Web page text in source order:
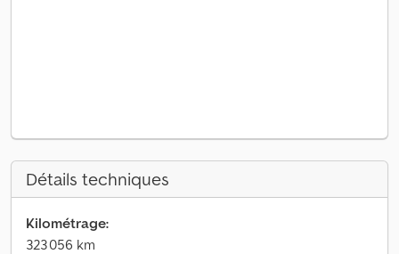
Détails techniques
Kilométrage:
323 056 km